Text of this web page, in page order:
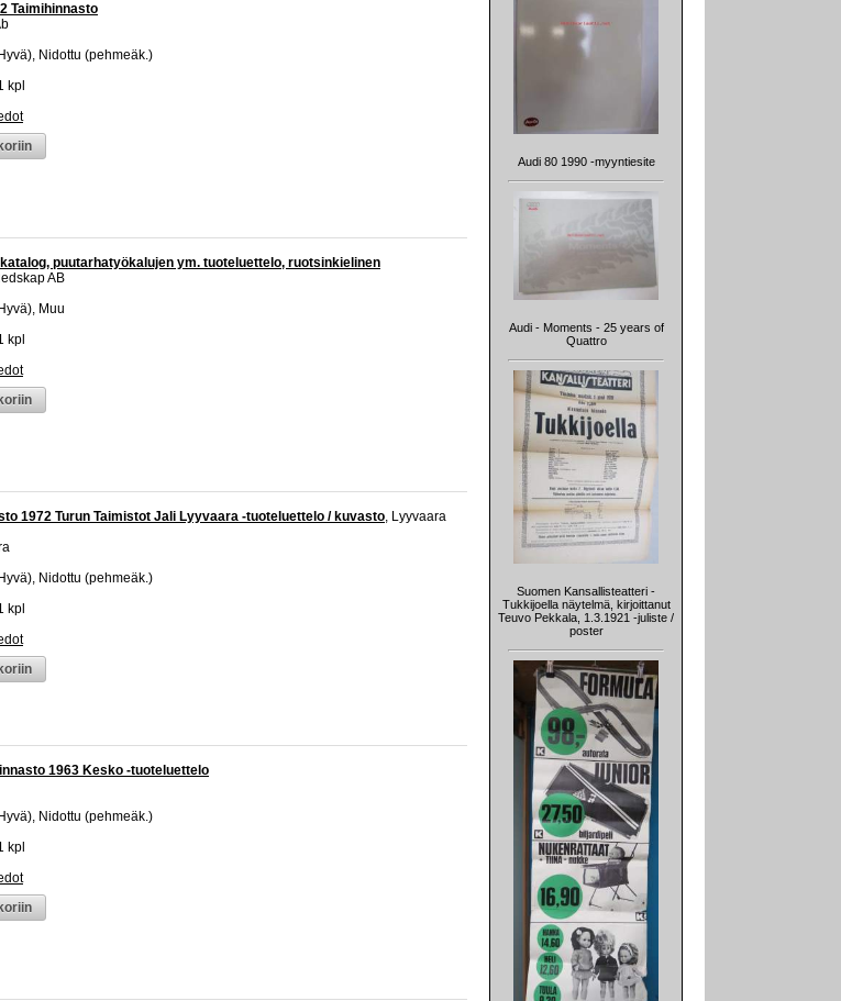
Taimihinnasto
Nidottu (pehmeäk.)
kpl
puutarhatyökalujen ym. tuoteluettelo, ruotsinkielinen
AB
Muu
kpl
1972 Turun Taimistot Jali Lyyvaara -tuoteluettelo / kuvasto, Lyyvaara
Nidottu (pehmeäk.)
kpl
1963 Kesko -tuoteluettelo
Nidottu (pehmeäk.)
kpl
Audi 80 1990 -myyntiesite
Audi - Moments - 25 years of
Quattro
Suomen Kansallisteatteri -
Tukkijoella näytelmä, kirjoittanut
Teuvo Pekkala, 1.3.1921 -juliste /
poster